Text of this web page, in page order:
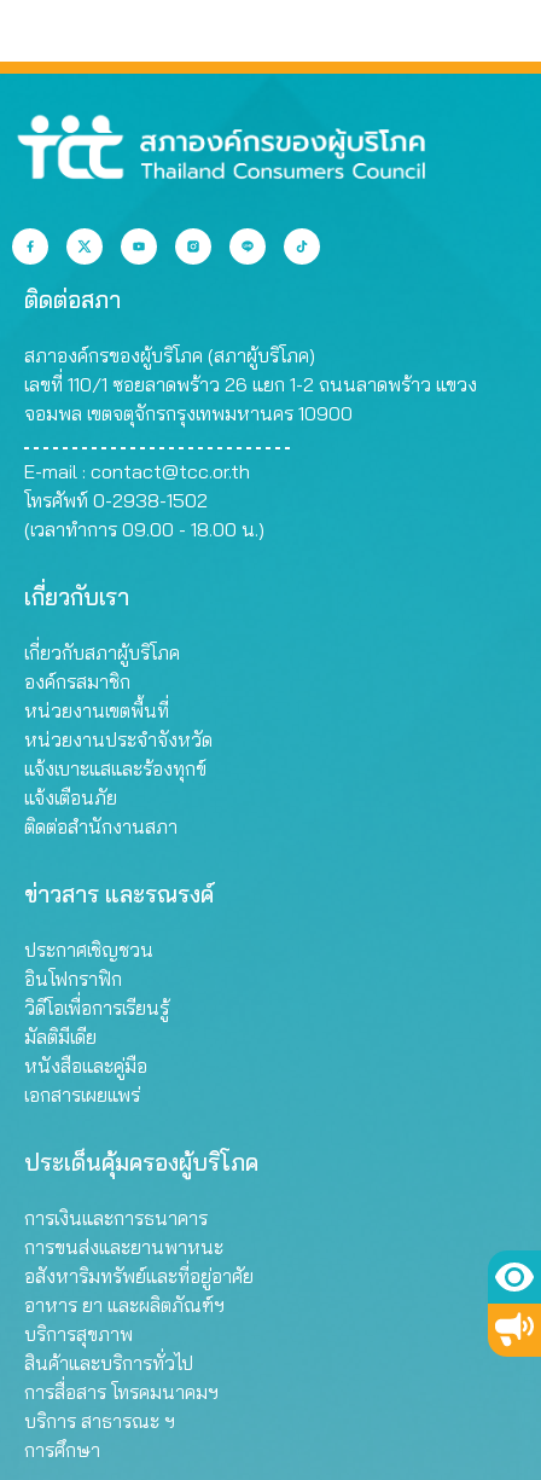
ติดต่อสภา
สภาองค์กรของผู้บริโภค (สภาผู้บริโภค)
เลขที่ 110/1 ซอยลาดพร้าว 26 แยก 1-2 ถนนลาดพร้าว แขวง
จอมพล เขตจตุจักรกรุงเทพมหานคร 10900
E-mail : contact@tcc.or.th
โทรศัพท์ 0-2938-1502
(เวลาทำการ 09.00 - 18.00 น.)
เกี่ยวกับเรา
เกี่ยวกับสภาผู้บริโภค
องค์กรสมาชิก
หน่วยงานเขตพื้นที่
หน่วยงานประจำจังหวัด
แจ้งเบาะแสและร้องทุกข์
แจ้งเตือนภัย
ติดต่อสำนักงานสภา
ข่าวสาร และรณรงค์
ประกาศเชิญชวน
อินโฟกราฟิก
วิดีโอเพื่อการเรียนรู้
มัลติมีเดีย
หนังสือและคู่มือ
เอกสารเผยแพร่
ประเด็นคุ้มครองผู้บริโภค
การเงินและการธนาคาร
การขนส่งและยานพาหนะ
อสังหาริมทรัพย์และที่อยู่อาศัย
อาหาร ยา และผลิตภัณฑ์ฯ
บริการสุขภาพ
สินค้าและบริการทั่วไป
การสื่อสาร โทรคมนาคมฯ
บริการ สาธารณะ ฯ
การศึกษา